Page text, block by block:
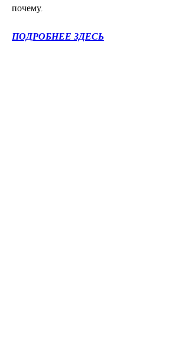
почему.
ПОДРОБНЕЕ ЗДЕСЬ